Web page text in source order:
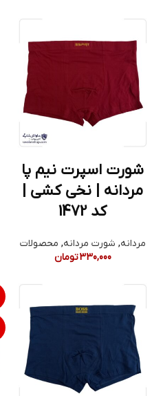
شورت اسپرت نیم پا
مردانه | نخی کشی |
کد 1472
مردانه, شورت مردانه, محصولات
330,000تومان